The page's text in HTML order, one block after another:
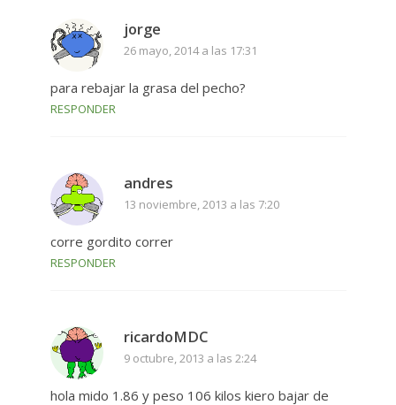
jorge
26 mayo, 2014 a las 17:31
para rebajar la grasa del pecho?
RESPONDER
andres
13 noviembre, 2013 a las 7:20
corre gordito correr
RESPONDER
ricardoMDC
9 octubre, 2013 a las 2:24
hola mido 1.86 y peso 106 kilos kiero bajar de